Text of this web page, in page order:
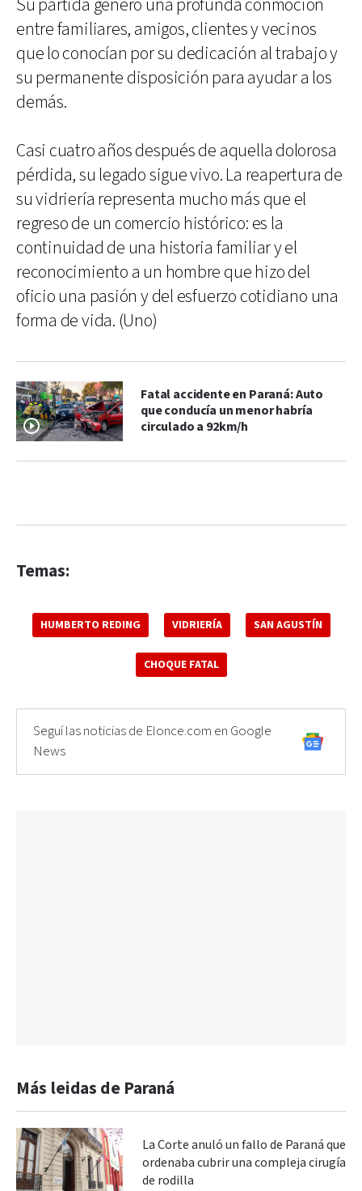
Su partida generó una profunda conmoción
entre familiares, amigos, clientes y vecinos
que lo conocían por su dedicación al trabajo y
su permanente disposición para ayudar a los
demás.
Casi cuatro años después de aquella dolorosa
pérdida, su legado sigue vivo. La reapertura de
su vidriería representa mucho más que el
regreso de un comercio histórico: es la
continuidad de una historia familiar y el
reconocimiento a un hombre que hizo del
oficio una pasión y del esfuerzo cotidiano una
forma de vida. (Uno)
Fatal accidente en Paraná: Auto
que conducía un menor habría
circulado a 92km/h
Temas:
HUMBERTO REDING VIDRIERÍA SAN AGUSTÍN
CHOQUE FATAL
Seguí las noticias de Elonce.com en Google
News
Más leidas de Paraná
La Corte anuló un fallo de Paraná que
ordenaba cubrir una compleja cirugía
de rodilla